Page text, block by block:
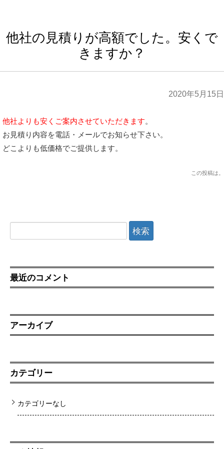
他社の見積りが高額でした。安くで
きますか？
2020年5月15日
他社よりも安くご案内させていただきます。
お見積り内容を電話・メールでお知らせ下さい。
どこよりも低価格でご提供します。
この投稿は。
索:
最近のコメント
アーカイブ
カテゴリー
カテゴリーなし